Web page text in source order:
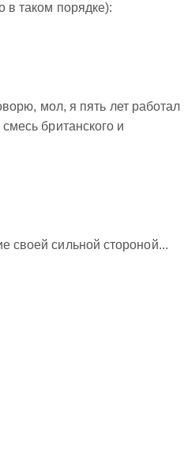
в таком порядке):
мол, я пять лет работал
британского и
своей сильной стороной...